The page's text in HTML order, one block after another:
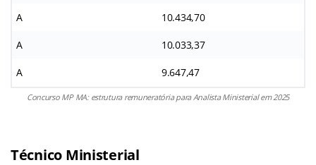
A 10.434,70
A 10.033,37
A 9.647,47
Concurso MP MA: estrutura remuneratória para Analista Ministerial em 2025
Técnico Ministerial